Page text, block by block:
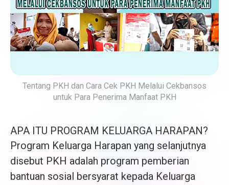
Tentang PKH dan Cara Cek PKH Melalui Cekbansos
untuk Para Penerima Manfaat PKH
APA ITU PROGRAM KELUARGA HARAPAN?
Program Keluarga Harapan yang selanjutnya
disebut PKH adalah program pemberian
bantuan sosial bersyarat kepada Keluarga